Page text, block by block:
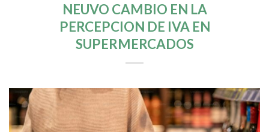
NEUVO CAMBIO EN LA
PERCEPCION DE IVA EN
SUPERMERCADOS